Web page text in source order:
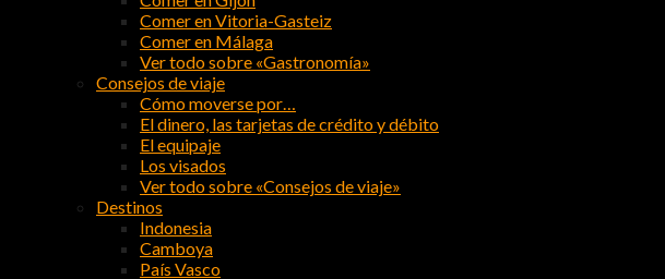
Comer en Vitoria-Gasteiz
Comer en Málaga
Ver todo sobre «Gastronomía»
Consejos de viaje
Cómo moverse por…
El dinero, las tarjetas de crédito y débito
El equipaje
Los visados
Ver todo sobre «Consejos de viaje»
Destinos
Indonesia
Camboya
País Vasco